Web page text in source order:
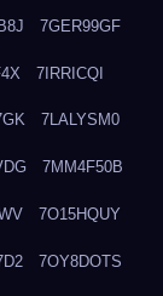
7GER99GF
7IRRICQI
7LALYSM0
7MM4F50B
7O15HQUY
7OY8DOTS